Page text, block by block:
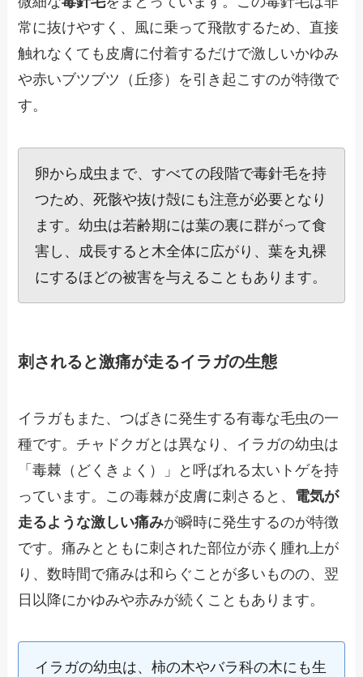
常に抜けやすく、風に乗って飛散するため、直接
触れなくても皮膚に付着するだけで激しいかゆみ
や赤いブツブツ（丘疹）を引き起こすのが特徴で
す。
卵から成虫まで、すべての段階で毒針毛を持
つため、死骸や抜け殻にも注意が必要となり
ます。幼虫は若齢期には葉の裏に群がって食
害し、成長すると木全体に広がり、葉を丸裸
にするほどの被害を与えることもあります。
刺されると激痛が走るイラガの生態
イラガもまた、つばきに発生する有毒な毛虫の一
種です。チャドクガとは異なり、イラガの幼虫は
「毒棘（どくきょく）」と呼ばれる太いトゲを持
っています。この毒棘が皮膚に刺さると、 電気が
走るような激しい痛みが瞬時に発生するのが特徴
です。痛みとともに刺された部位が赤く腫れ上が
り、数時間で痛みは和らぐことが多いものの、翌
日以降にかゆみや赤みが続くこともあります。
イラガの幼虫は、柿の木やバラ科の木にも生